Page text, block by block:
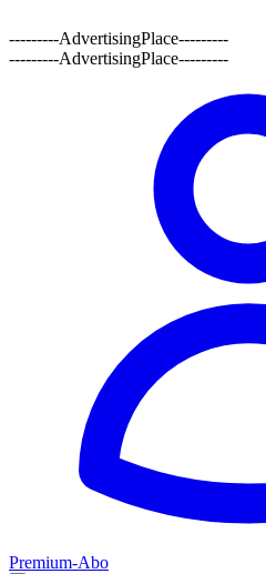
---------AdvertisingPlace---------
---------AdvertisingPlace---------
Premium-Abo